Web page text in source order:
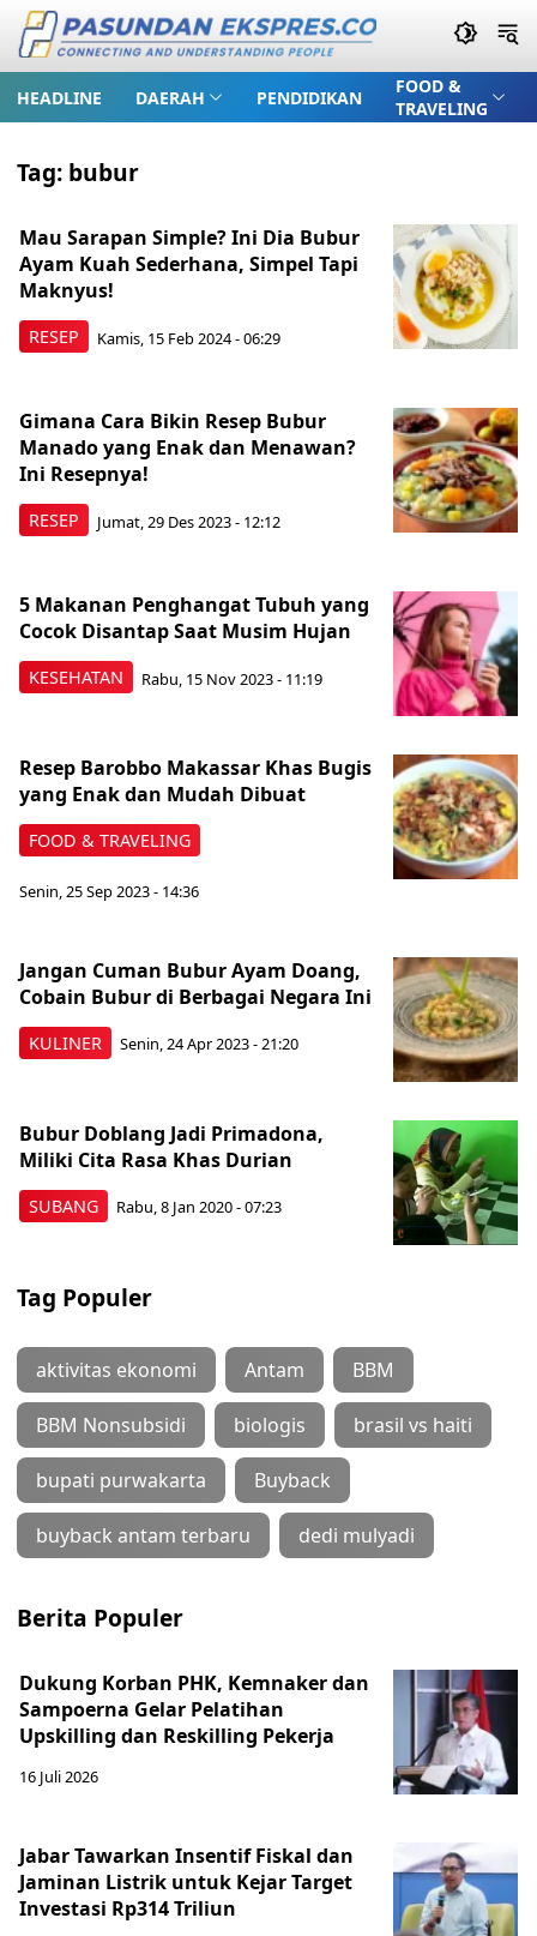
HEADLINE DAERAH PENDIDIKAN
FOOD &
TRAVELING
Tag: bubur
RESEP
Mau Sarapan Simple? Ini Dia Bubur
Ayam Kuah Sederhana, Simpel Tapi
Maknyus!
Kamis, 15 Feb 2024 - 06:29
RESEP
Gimana Cara Bikin Resep Bubur
Manado yang Enak dan Menawan?
Ini Resepnya!
Jumat, 29 Des 2023 - 12:12
KESEHATAN
5 Makanan Penghangat Tubuh yang
Cocok Disantap Saat Musim Hujan
Rabu, 15 Nov 2023 - 11:19
FOOD & TRAVELING
Resep Barobbo Makassar Khas Bugis
yang Enak dan Mudah Dibuat
Senin, 25 Sep 2023 - 14:36
KULINER
Jangan Cuman Bubur Ayam Doang,
Cobain Bubur di Berbagai Negara Ini
Senin, 24 Apr 2023 - 21:20
SUBANG
Bubur Doblang Jadi Primadona,
Miliki Cita Rasa Khas Durian
Rabu, 8 Jan 2020 - 07:23
Tag Populer
aktivitas ekonomi Antam BBM
BBM Nonsubsidi biologis brasil vs haiti
bupati purwakarta Buyback
buyback antam terbaru dedi mulyadi
Berita Populer
Dukung Korban PHK, Kemnaker dan
Sampoerna Gelar Pelatihan
Upskilling dan Reskilling Pekerja
16 Juli 2026
Jabar Tawarkan Insentif Fiskal dan
Jaminan Listrik untuk Kejar Target
Investasi Rp314 Triliun